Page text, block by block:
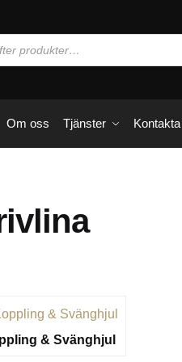
Om oss Tjänster
& Svänghjul